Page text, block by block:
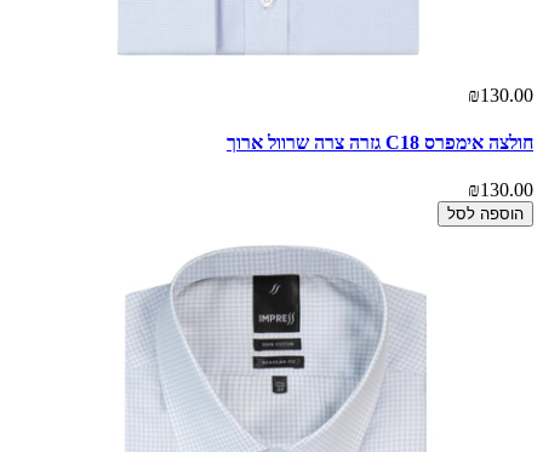
₪130.00
חולצה אימפרס C18 גזרה צרה שרוול ארוך
₪130.00
הוספה לסל